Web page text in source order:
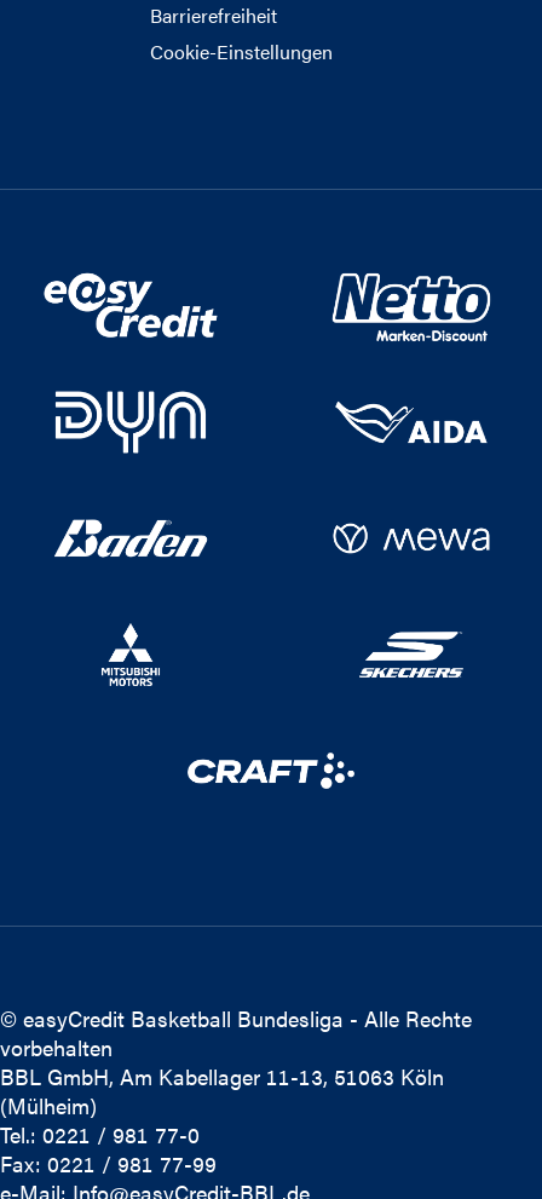
Barrierefreiheit
Cookie-Einstellungen
© easyCredit Basketball Bundesliga - Alle Rechte
vorbehalten
BBL GmbH, Am Kabellager 11-13, 51063 Köln
(Mülheim)
Tel.: 0221 / 981 77-0
Fax: 0221 / 981 77-99
e-Mail: Info@easyCredit-BBL.de